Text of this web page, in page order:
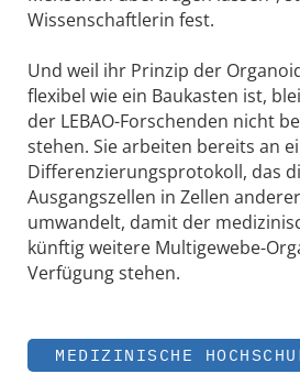
Wissenschaftlerin fest.
Und weil ihr Prinzip der
flexibel wie ein Baukasten ist,
der LEBAO-Forschenden nicht
stehen. Sie arbeiten bereits an
Differenzierungsprotokoll, das
Ausgangszellen in Zellen
umwandelt, damit der
künftig weitere Multigewebe-
Verfügung stehen.
MEDIZINISCHE